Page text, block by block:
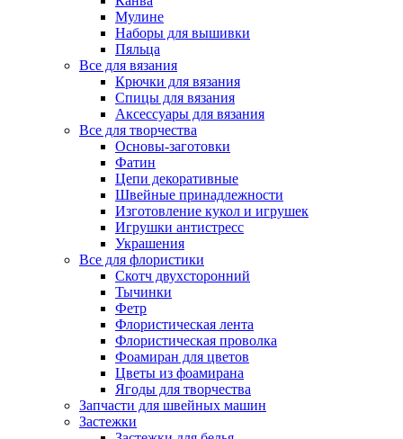
Мулине
Наборы для вышивки
Пяльца
Все для вязания
Крючки для вязания
Спицы для вязания
Аксессуары для вязания
Все для творчества
Основы-заготовки
Фатин
Цепи декоративные
Швейные принадлежности
Изготовление кукол и игрушек
Игрушки антистресс
Украшения
Все для флористики
Скотч двухсторонний
Тычинки
Фетр
Флористическая лента
Флористическая проволка
Фоамиран для цветов
Цветы из фоамирана
Ягоды для творчества
Запчасти для швейных машин
Застежки